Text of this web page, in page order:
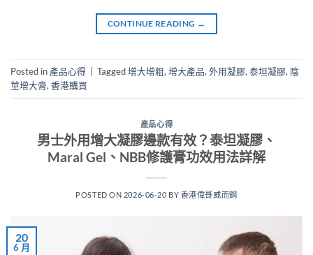
CONTINUE READING →
Posted in 產品心得 Tagged增大增粗,增大產品,外用凝膠,泰坦凝膠, 陰
莖增大膏,香港購買
產品心得
男士外用增大凝膠邊款有效？泰坦凝膠、
Maral Gel、NBB修護膏功效用法詳解
POSTED ON 2026-06-20 BY 香港偉哥威而鋼
20
6 月